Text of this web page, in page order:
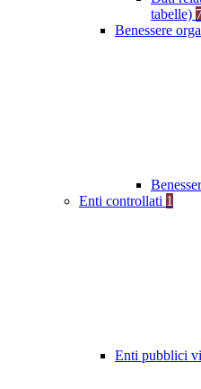
tabelle)
Benessere
Enti controllati 1
Enti pubblici